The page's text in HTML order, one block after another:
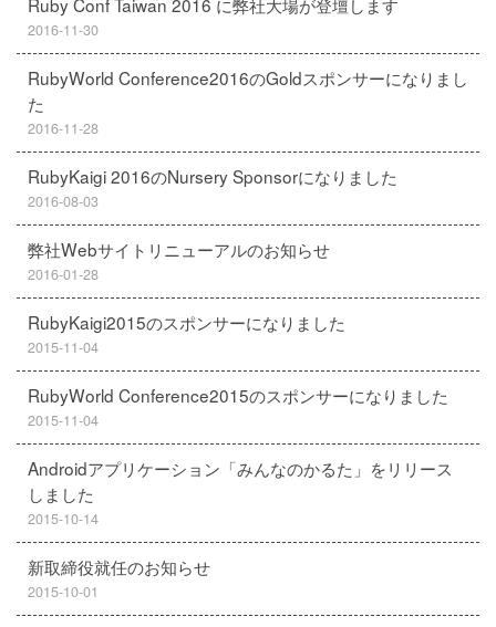
2016-11-30
RubyWorld Conference2016のGoldスポンサーになりまし
た
2016-11-28
RubyKaigi 2016のNursery Sponsorになりました
2016-08-03
弊社Webサイトリニューアルのお知らせ
2016-01-28
RubyKaigi2015のスポンサーになりました
2015-11-04
RubyWorld Conference2015のスポンサーになりました
2015-11-04
Androidアプリケーション「みんなのかるた」をリリース
しました
2015-10-14
新取締役就任のお知らせ
2015-10-01